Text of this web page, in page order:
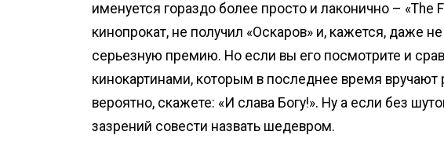
именуется гораздо более просто и лаконично – «The
кинопрокат, не получил «Оскаров» и, кажется, даже
серьезную премию. Но если вы его посмотрите и
кинокартинами, которым в последнее время вручают
вероятно, скажете: «И слава Богу!». Ну а если без
зазрений совести назвать шедевром.